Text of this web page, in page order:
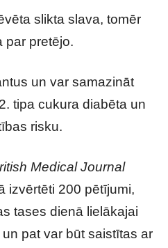
slikta slava, tomēr
par pretējo.
un var samazināt
tipa cukura diabēta un
risku.
Medical Journal
izvērtēti 200 pētījumi,
tases dienā lielākajai
pat var būt saistītas ar